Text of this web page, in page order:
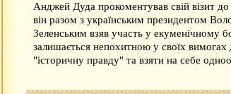
Анджей Дуда прокоментував свій візит
він разом з українським президентом
Зеленським взяв участь у екуменічному
залишається непохитною у своїх вимогах
"історичну правду" та взяти на себе